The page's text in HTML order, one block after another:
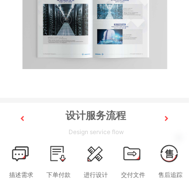
设计服务流程
Design service flow
下单付款 进行设计 交付文件 售后追踪
描述需求